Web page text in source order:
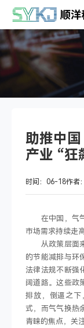
助推中
产业 “狂
时间：06-18作者
在中国，气气
市场需求持续走
从政策层面来
的节能减排与环
法律法规不断强
阔道路。这些政
排放，倒逼之
式，而气气换热
青睐的焦点，关